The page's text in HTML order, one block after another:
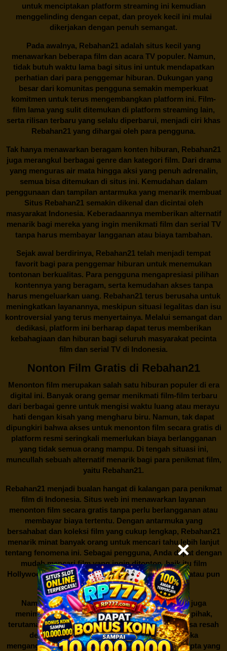
untuk menciptakan platform streaming ini kemudian
menggelinding dengan cepat, dan proyek kecil ini mulai
dikerjakan dengan penuh semangat.
Pada awalnya, Rebahan21 adalah situs kecil yang
menawarkan beberapa film dan acara TV populer. Namun,
tidak butuh waktu lama bagi situs ini untuk mendapatkan
perhatian dari para penggemar hiburan. Dukungan yang
besar dari komunitas pengguna semakin memperkuat
komitmen untuk terus mengembangkan platform ini. Film-
film lama yang sulit ditemukan di platform streaming lain,
serta rilisan terbaru yang selalu diperbarui, menjadi ciri khas
Rebahan21 yang dihargai oleh para pengguna.
Tak hanya menawarkan beragam konten hiburan, Rebahan21
juga merangkul berbagai genre dan kategori film. Dari drama
yang menguras air mata hingga aksi yang penuh adrenalin,
semua bisa ditemukan di situs ini. Kemudahan dalam
penggunaan dan tampilan antarmuka yang menarik membuat
Situs Rebahan21semakin dikenal dan dicintai oleh
masyarakat Indonesia. Keberadaannya memberikan alternatif
menarik bagi mereka yang ingin menikmati film dan serial TV
tanpa harus membayar langganan atau biaya tambahan.
Sejak awal berdirinya, Rebahan21 telah menjadi tempat
favorit bagi para penggemar hiburan untuk menemukan
tontonan berkualitas. Para pengguna mengapresiasi pilihan
kontennya yang beragam, serta kemudahan akses tanpa
harus mengeluarkan uang. Rebahan21terus berusaha untuk
meningkatkan layanannya, meskipun situasi legalitas dan isu
kontroversial yang terus menyertainya. Melalui semangat dan
dedikasi, platform ini berharap dapat terus memberikan
kebahagiaan dan hiburan bagi seluruh masyarakat pecinta
film dan serial TV di Indonesia.
Nonton Film Gratis di Rebahan21
Menonton film merupakan salah satu hiburan populer di era
digital ini. Banyak orang gemar menikmati film-film terbaru
dari berbagai genre untuk mengisi waktu luang atau merayu
hati dengan kisah yang mengharu biru. Namun, tak dapat
dipungkiri bahwa akses untuk menonton film secara gratis di
platform resmi seringkali memerlukan biaya berlangganan
yang tidak semua orang mampu. Di tengah situasi ini,
muncullah sebuah alternatif menarik bagi para penikmat film,
yaitu Rebahan21.
Rebahan21menjadi bualan hangat di kalangan para penikmat
film di Indonesia. Situs web ini menawarkan layanan
menonton film secara gratis tanpa perlu berlangganan atau
membayar biaya tertentu. Dengan antarmuka yang
bersahabat dan koleksi film yang cukup lengkap, Rebahan21
menarik minat banyak orang untuk mencari tahu lebih lanjut
tentang fenomena ini. Sebagai pengguna, Anda dapat dengan
mudah mencari film yang ingin ditonton, baik itu film
Hollywood terbaru, drama Korea yang sedang hits, atau pun
produksi film lokal dengan kualitas terbaik.
Namun, seperti halnya cerita manis,Rebahan21juga
menimbulkan kontroversi di industri film. Banyak pihak,
terutama produsen film dan pemilik hak cipta, merasa resah
dengan maraknya situs-situs seperti ini. Mereka
menganggapnya sebagai bentuk pelanggaran hak cipta yang